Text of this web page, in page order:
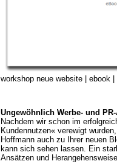
workshop neue website | ebook
Ungewöhnlich Werbe- und
Nachdem wir schon im
Kundennutzen« verewigt
Hoffmann auch zu Ihrer neuen
kann sich sehen lassen. Ein
Ansätzen und